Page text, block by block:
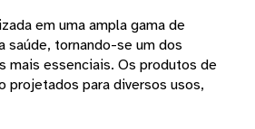
em uma ampla gama de
saúde, tornando-se um dos
mais essenciais. Os produtos de
projetados para diversos usos,